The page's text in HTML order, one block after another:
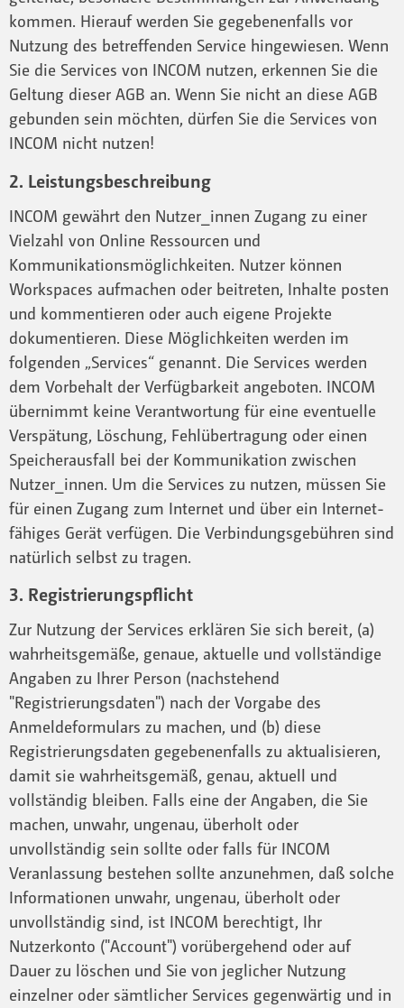
kommen. Hierauf werden Sie gegebenenfalls vor
Nutzung des betreffenden Service hingewiesen. Wenn
Sie die Services von INCOM nutzen, erkennen Sie die
Geltung dieser AGB an. Wenn Sie nicht an diese AGB
gebunden sein möchten, dürfen Sie die Services von
INCOM nicht nutzen!
2. Leistungsbeschreibung
INCOM gewährt den Nutzer_innen Zugang zu einer
Vielzahl von Online Ressourcen und
Kommunikationsmöglichkeiten. Nutzer können
Workspaces aufmachen oder beitreten, Inhalte posten
und kommentieren oder auch eigene Projekte
dokumentieren. Diese Möglichkeiten werden im
folgenden „Services“ genannt. Die Services werden
dem Vorbehalt der Verfügbarkeit angeboten. INCOM
übernimmt keine Verantwortung für eine eventuelle
Verspätung, Löschung, Fehlübertragung oder einen
Speicherausfall bei der Kommunikation zwischen
Nutzer_innen. Um die Services zu nutzen, müssen Sie
für einen Zugang zum Internet und über ein Internet-
fähiges Gerät verfügen. Die Verbindungsgebühren sind
natürlich selbst zu tragen.
3. Registrierungspflicht
Zur Nutzung der Services erklären Sie sich bereit, (a)
wahrheitsgemäße, genaue, aktuelle und vollständige
Angaben zu Ihrer Person (nachstehend
"Registrierungsdaten") nach der Vorgabe des
Anmeldeformulars zu machen, und (b) diese
Registrierungsdaten gegebenenfalls zu aktualisieren,
damit sie wahrheitsgemäß, genau, aktuell und
vollständig bleiben. Falls eine der Angaben, die Sie
machen, unwahr, ungenau, überholt oder
unvollständig sein sollte oder falls für INCOM
Veranlassung bestehen sollte anzunehmen, daß solche
Informationen unwahr, ungenau, überholt oder
unvollständig sind, ist INCOM berechtigt, Ihr
Nutzerkonto ("Account") vorübergehend oder auf
Dauer zu löschen und Sie von jeglicher Nutzung
einzelner oder sämtlicher Services gegenwärtig und in